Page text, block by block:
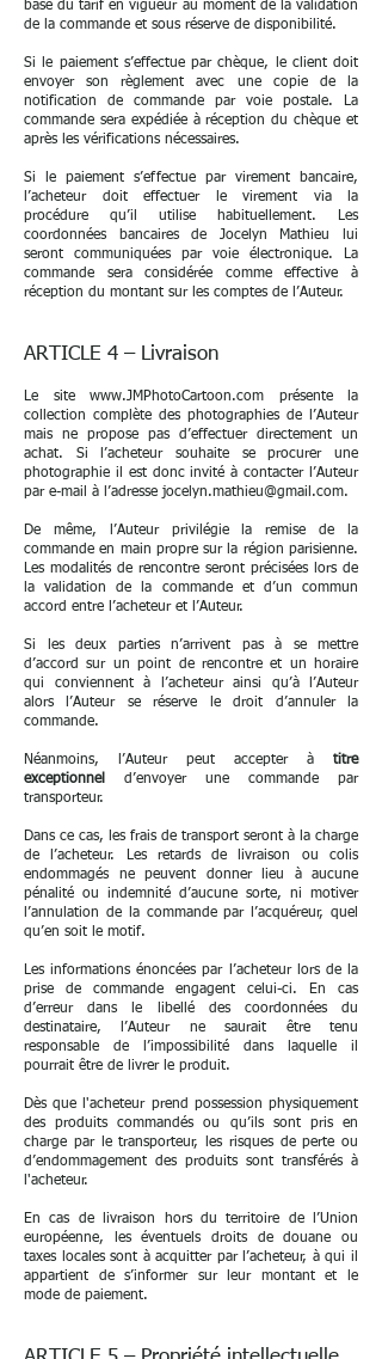
base du tarif en vigueur au moment de la validation
de la commande et sous réserve de disponibilité.
Si le paiement s’effectue par chèque, le client doit
envoyer son règlement avec une copie de la
notification de commande par voie postale. La
commande sera expédiée à réception du chèque et
après les vérifications nécessaires.
Si le paiement s’effectue par virement bancaire,
l’acheteur doit effectuer le virement via la
procédure qu’il utilise habituellement. Les
coordonnées bancaires de Jocelyn Mathieu lui
seront communiquées par voie électronique. La
commande sera considérée comme effective à
réception du montant sur les comptes de l’Auteur.
ARTICLE 4 – Livraison
Le site www.JMPhotoCartoon.com présente la
collection complète des photographies de l’Auteur
mais ne propose pas d’effectuer directement un
achat. Si l’acheteur souhaite se procurer une
photographie il est donc invité à contacter l’Auteur
par e-mail à l’adresse jocelyn.mathieu@gmail.com.
De même, l’Auteur privilégie la remise de la
commande en main propre sur la région parisienne.
Les modalités de rencontre seront précisées lors de
la validation de la commande et d’un commun
accord entre l’acheteur et l’Auteur.
Si les deux parties n’arrivent pas à se mettre
d’accord sur un point de rencontre et un horaire
qui conviennent à l’acheteur ainsi qu’à l’Auteur
alors l’Auteur se réserve le droit d’annuler la
commande.
Néanmoins, l’Auteur peut accepter à titre
exceptionnel
d’envoyer une commande par
transporteur.
Dans ce cas, les frais de transport seront à la charge
de l’acheteur. Les retards de livraison ou colis
endommagés ne peuvent donner lieu à aucune
pénalité ou indemnité d’aucune sorte, ni motiver
l’annulation de la commande par l’acquéreur, quel
qu’en soit le motif.
Les informations énoncées par l’acheteur lors de la
prise de commande engagent celui-ci. En cas
d’erreur dans le libellé des coordonnées du
destinataire, l’Auteur ne saurait être tenu
responsable de l’impossibilité dans laquelle il
pourrait être de livrer le produit.
Dès que l'acheteur prend possession physiquement
des produits commandés ou qu’ils sont pris en
charge par le transporteur, les risques de perte ou
d’endommagement des produits sont transférés à
l'acheteur.
En cas de livraison hors du territoire de l’Union
européenne, les éventuels droits de douane ou
taxes locales sont à acquitter par l’acheteur, à qui il
appartient de s’informer sur leur montant et le
mode de paiement.